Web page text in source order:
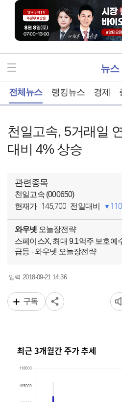
뉴스
전체뉴스 랭킹뉴스 경제
천일고속, 5거래일
대비 4% 상승
관련종목
천일고속 (000650)
현재가 145,700 전일대비
와우넷 오늘장전략
스페이스X, 최대 9.1억주 보호예
급등 - 와우넷 오늘장전략
입력2018-09-21 14:36
구독